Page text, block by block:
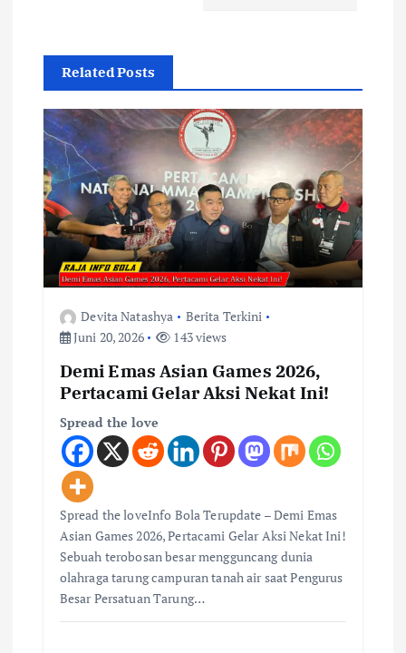
s
p
o
s
Related Posts
Devita Natashya
Berita Terkini
Juni 20, 2026
143 views
Demi Emas Asian Games 2026,
Pertacami Gelar Aksi Nekat Ini!
Spread the love
Spread the loveInfo Bola Terupdate – Demi Emas
Asian Games 2026, Pertacami Gelar Aksi Nekat Ini!
Sebuah terobosan besar mengguncang dunia
olahraga tarung campuran tanah air saat Pengurus
Besar Persatuan Tarung…